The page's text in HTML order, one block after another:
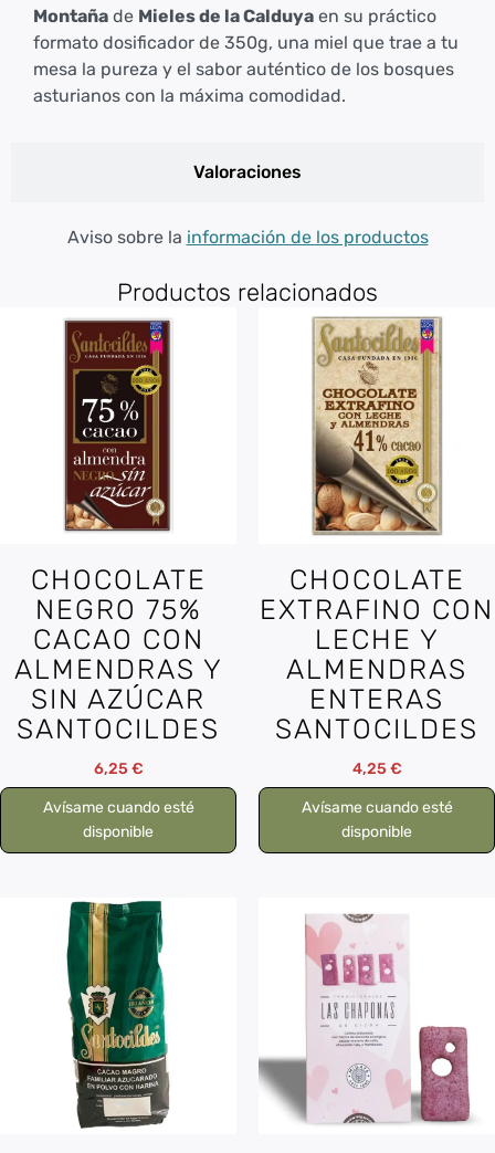
Valoraciones
Montaña de Mieles de la Calduya en su práctico
formato dosificador de 350g, una miel que trae a tu
mesa la pureza y el sabor auténtico de los bosques
asturianos con la máxima comodidad.
Aviso sobre la información de los productos
Productos relacionados
CHOCOLATE
NEGRO 75%
CACAO CON
ALMENDRAS Y
SIN AZÚCAR
SANTOCILDES
6,25 €
Avísame cuando esté
disponible
CHOCOLATE
EXTRAFINO CON
LECHE Y
ALMENDRAS
ENTERAS
SANTOCILDES
4,25 €
Avísame cuando esté
disponible